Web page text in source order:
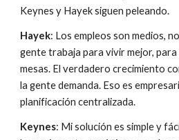
Keynes y Hayek siguen peleando.
Hayek: Los empleos son medios,
gente trabaja para vivir mejor, para
mesas. El verdadero crecimiento
la gente demanda. Eso es
planificación centralizada.
Keynes: Mi solución es simple y